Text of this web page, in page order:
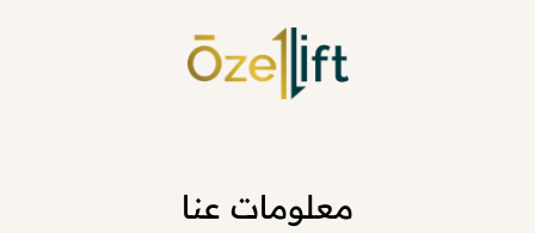
معلومات عنا